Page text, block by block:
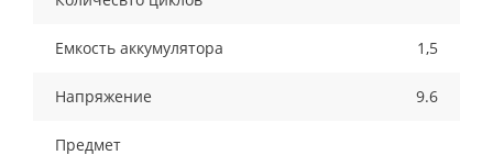
Емкость аккумулятора 1,5
Напряжение 9.6
Предмет